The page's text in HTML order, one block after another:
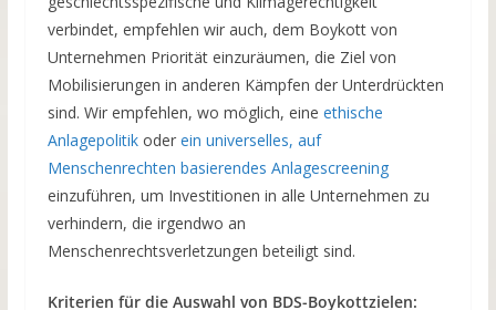
verbindet, empfehlen wir auch, dem Boykott von
Unternehmen Priorität einzuräumen, die Ziel von
Mobilisierungen in anderen Kämpfen der Unterdrückten
sind. Wir empfehlen, wo möglich, eine ethische
Anlagepolitikoder ein universelles, auf
Menschenrechten basierendes Anlagescreening
einzuführen, um Investitionen in alle Unternehmen zu
verhindern, die irgendwo an
Menschenrechtsverletzungen beteiligt sind.
Kriterien für die Auswahl von BDS-Boykottzielen: